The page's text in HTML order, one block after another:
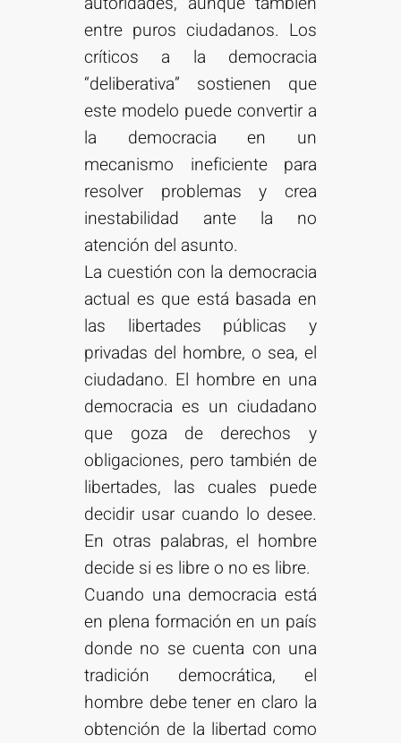
entre puros ciudadanos. Los
críticos a la democracia
“deliberativa” sostienen que
este modelo puede convertir a
la democracia en un
mecanismo ineficiente para
resolver problemas y crea
inestabilidad ante la no
atención del asunto.
La cuestión con la democracia
actual es que está basada en
las libertades públicas y
privadas del hombre, o sea, el
ciudadano. El hombre en una
democracia es un ciudadano
que goza de derechos y
obligaciones, pero también de
libertades, las cuales puede
decidir usar cuando lo desee.
En otras palabras, el hombre
decide si es libre o no es libre.
Cuando una democracia está
en plena formación en un país
donde no se cuenta con una
tradición democrática, el
hombre debe tener en claro la
obtención de la libertad como